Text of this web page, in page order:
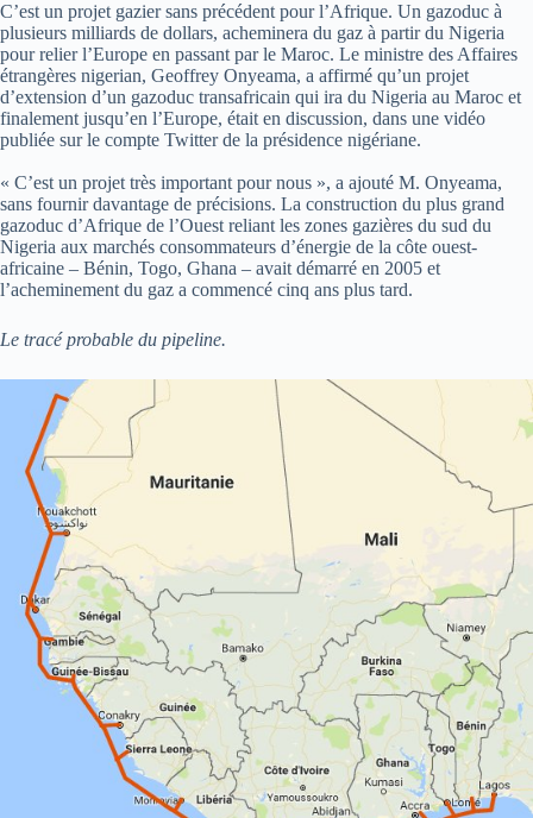
C’est un projet gazier sans précédent pour l’Afrique. Un gazoduc à
plusieurs milliards de dollars, acheminera du gaz à partir du Nigeria
pour relier l’Europe en passant par le Maroc. Le ministre des Affaires
étrangères nigerian, Geoffrey Onyeama, a affirmé qu’un projet
d’extension d’un gazoduc transafricain qui ira du Nigeria au Maroc et
finalement jusqu’en l’Europe, était en discussion, dans une vidéo
publiée sur le compte Twitter de la présidence nigériane.
« C’est un projet très important pour nous », a ajouté M. Onyeama,
sans fournir davantage de précisions. La construction du plus grand
gazoduc d’Afrique de l’Ouest reliant les zones gazières du sud du
Nigeria aux marchés consommateurs d’énergie de la côte ouest-
africaine – Bénin, Togo, Ghana – avait démarré en 2005 et
l’acheminement du gaz a commencé cinq ans plus tard.
Le tracé probable du pipeline.